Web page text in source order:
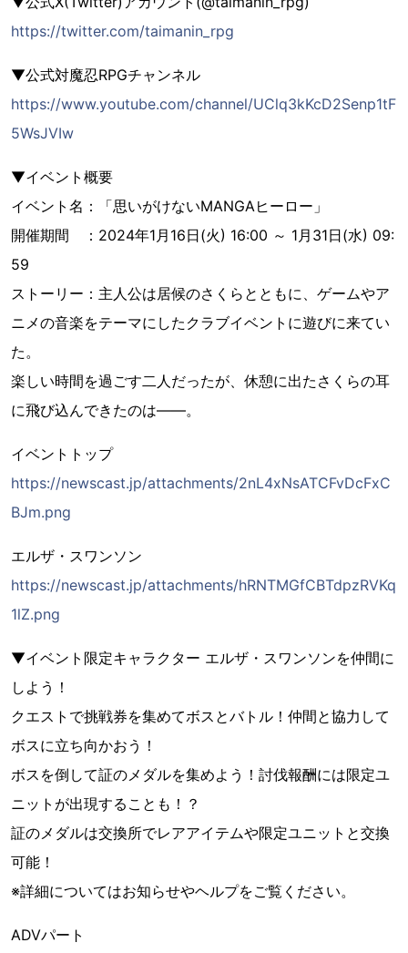
https://twitter.com/taimanin_rpg
▼公式対魔忍RPGチャンネル
https://www.youtube.com/channel/UClq3kKcD2Senp1tF
5WsJVIw
▼イベント概要
イベント名：「思いがけないMANGAヒーロー」
開催期間 ：2024年1月16日(火) 16:00 ～ 1月31日(水) 09:
59
ストーリー：主人公は居候のさくらとともに、ゲームやア
ニメの音楽をテーマにしたクラブイベントに遊びに来てい
た。
楽しい時間を過ごす二人だったが、休憩に出たさくらの耳
に飛び込んできたのは――。
イベントトップ
https://newscast.jp/attachments/2nL4xNsATCFvDcFxC
BJm.png
エルザ・スワンソン
https://newscast.jp/attachments/hRNTMGfCBTdpzRVKq
1lZ.png
▼イベント限定キャラクター エルザ・スワンソンを仲間に
しよう！
クエストで挑戦券を集めてボスとバトル！仲間と協力して
ボスに立ち向かおう！
ボスを倒して証のメダルを集めよう！討伐報酬には限定ユ
ニットが出現することも！？
証のメダルは交換所でレアアイテムや限定ユニットと交換
可能！
※詳細についてはお知らせやヘルプをご覧ください。
ADVパート